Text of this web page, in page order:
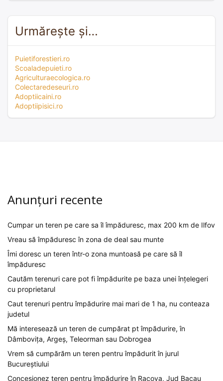
Urmărește și…
Puietiforestieri.ro
Scoaladepuieti.ro
Agriculturaecologica.ro
Colectaredeseuri.ro
Adoptiicaini.ro
Adoptiipisici.ro
Anunțuri recente
Cumpar un teren pe care sa îl împăduresc, max 200 km de Ilfov
Vreau să împăduresc în zona de deal sau munte
Îmi doresc un teren într-o zona muntoasă pe care să îl
împăduresc
Cautăm terenuri care pot fi împădurite pe baza unei înțelegeri
cu proprietarul
Caut terenuri pentru împădurire mai mari de 1 ha, nu conteaza
judetul
Mă interesează un teren de cumpărat pt împădurire, în
Dâmbovița, Argeș, Teleorman sau Dobrogea
Vrem să cumpărăm un teren pentru împădurit în jurul
Bucureștiului
Concesionez teren pentru împădurire în Racova, Jud Bacau